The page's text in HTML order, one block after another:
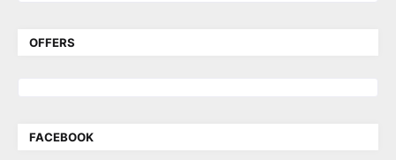
OFFERS
FACEBOOK